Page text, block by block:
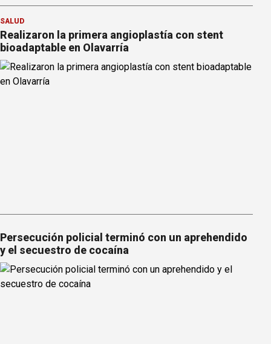
SALUD
Realizaron la primera angioplastía con stent
bioadaptable en Olavarría
Persecución policial terminó con un aprehendido
y el secuestro de cocaína